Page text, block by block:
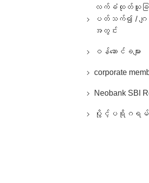
လက်ခံထုတ်ယူခြ
ပတ်သက်၍ / ဂ
အတွင်း
ဝန်ဆောင်ခများ
corporate
Neobank SBI
ပွိုင့်ပရိုဂရမ် အက